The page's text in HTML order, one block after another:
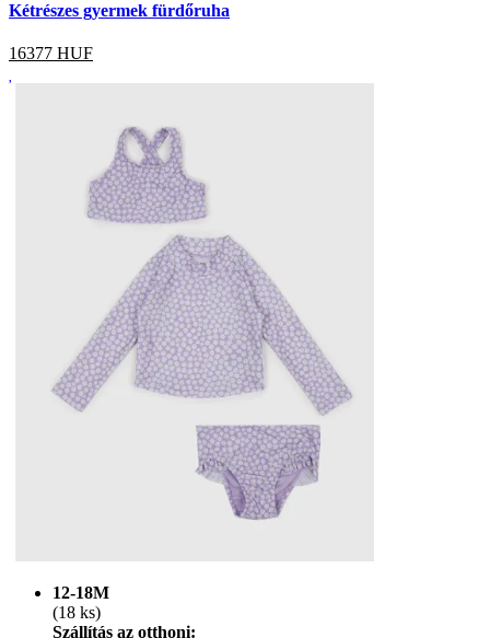
Kétrészes gyermek fürdőruha
16377 HUF
12-18M
(18 ks)
Szállítás az otthoni: